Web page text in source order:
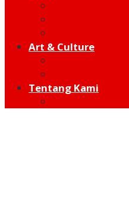
Art & Culture
Tentang Kami